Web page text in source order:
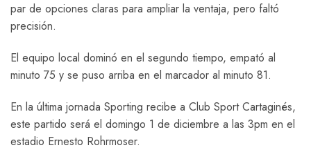
par de opciones claras para ampliar la ventaja, pero faltó
precisión.
El equipo local dominó en el segundo tiempo, empató al
minuto 75 y se puso arriba en el marcador al minuto 81.
En la última jornada Sporting recibe a Club Sport Cartaginés,
este partido será el domingo 1 de diciembre a las 3pm en el
estadio Ernesto Rohrmoser.